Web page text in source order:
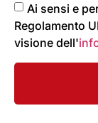
Ai sensi e
Regolamento
visione dell'